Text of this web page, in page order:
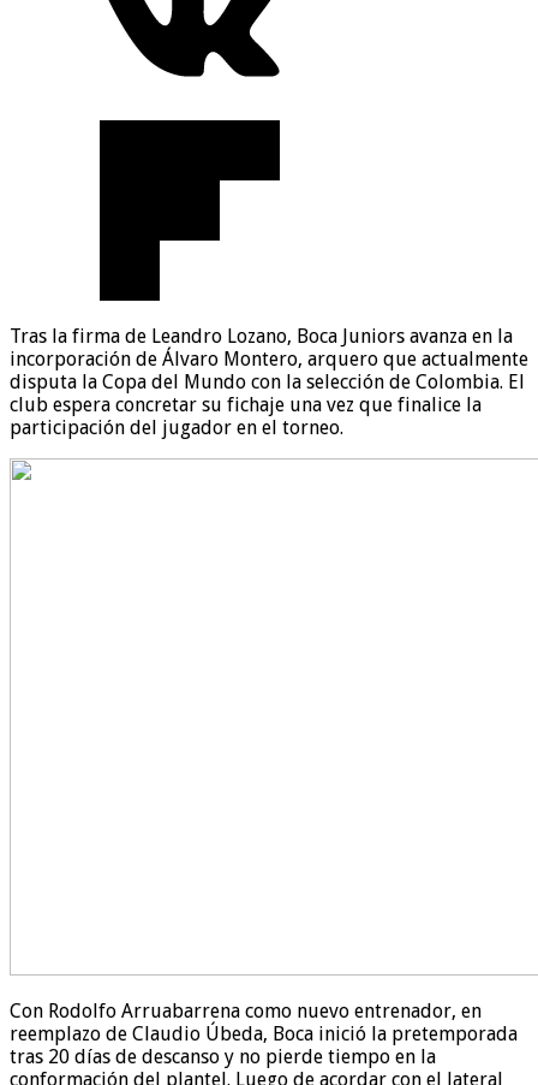
Tras la firma de Leandro Lozano, Boca Juniors avanza en la
incorporación de Álvaro Montero, arquero que actualmente
disputa la Copa del Mundo con la selección de Colombia. El
club espera concretar su fichaje una vez que finalice la
participación del jugador en el torneo.
Con Rodolfo Arruabarrena como nuevo entrenador, en
reemplazo de Claudio Úbeda, Boca inició la pretemporada
tras 20 días de descanso y no pierde tiempo en la
conformación del plantel. Luego de acordar con el lateral